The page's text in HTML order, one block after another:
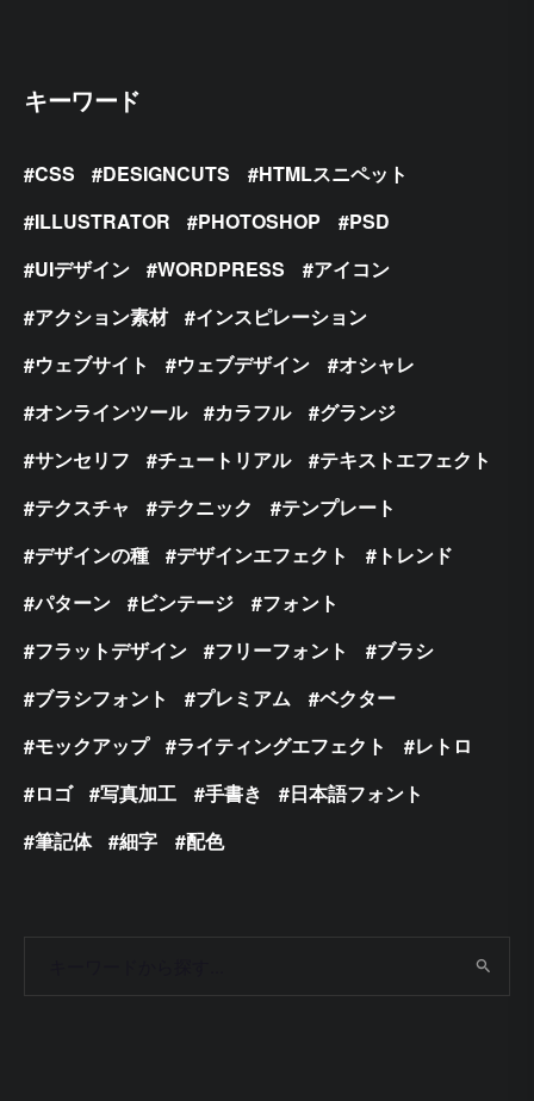
キーワード
CSS DESIGNCUTS
HTMLスニペット
ILLUSTRATOR
PHOTOSHOP
PSD
UIデザイン
WORDPRESS
アイコン
アクション素材
インスピレーション
ウェブサイト
ウェブデザイン
オシャレ
オンラインツール
カラフル
グランジ
サンセリフ
チュートリアル
テキストエフェクト
テクスチャ
テクニック
テンプレート
デザインの種
デザインエフェクト
トレンド
パターン
ビンテージ
フォント
フラットデザイン
フリーフォント
ブラシ
ブラシフォント
プレミアム
ベクター
モックアップ
ライティングエフェクト
レトロ
ロゴ
写真加工 手書き
日本語フォント
筆記体
細字 配色